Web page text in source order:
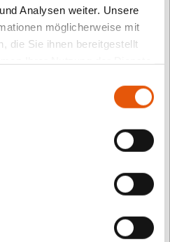
Analysen weiter. Unsere
möglicherweise mit
die Sie ihnen bereitgestellt
erprobte und
zum Einsatz digitaler
die vorbildhaft anderen
für ihre Einrichtung einen
dotierten Geldpreis.
am auf dem Kita-